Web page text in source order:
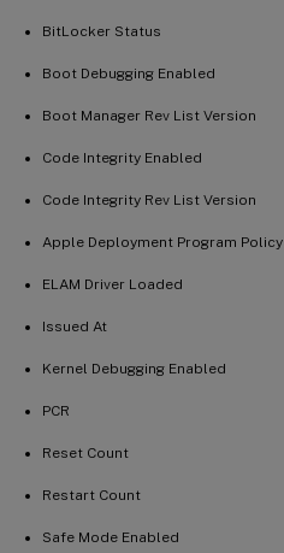
BitLocker Status
Boot Debugging Enabled
Boot Manager Rev List Version
Code Integrity Enabled
Code Integrity Rev List Version
Apple Deployment Program Policy
ELAM Driver Loaded
Issued At
Kernel Debugging Enabled
PCR
Reset Count
Restart Count
Safe Mode Enabled